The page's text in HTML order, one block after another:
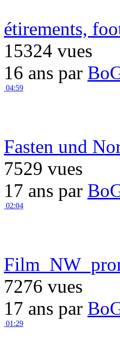
étirements,
15324 vues
16 ans par
04:59
Fasten und
7529 vues
17 ans par
02:04
7276 vues
17 ans par
01:29